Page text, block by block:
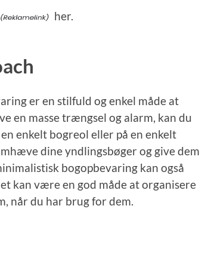
her.
er en stilfuld og enkel måde at
en masse trængsel og alarm, kan du
enkelt bogreol eller på en enkelt
dine yndlingsbøger og give dem
bogopbevaring kan også
kan være en god måde at organisere
når du har brug for dem.